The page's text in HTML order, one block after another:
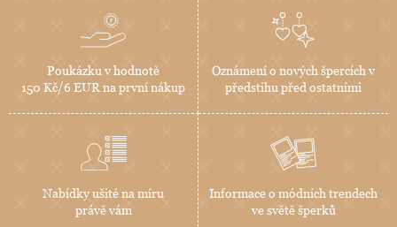
Poukázku v hodnotě
150 Kč/6 EUR na první nákup
Oznámení o nových špercích v
předstihu před ostatními
Nabídky ušité na míru
právě vám
Informace o módních trendech
ve světě šperků